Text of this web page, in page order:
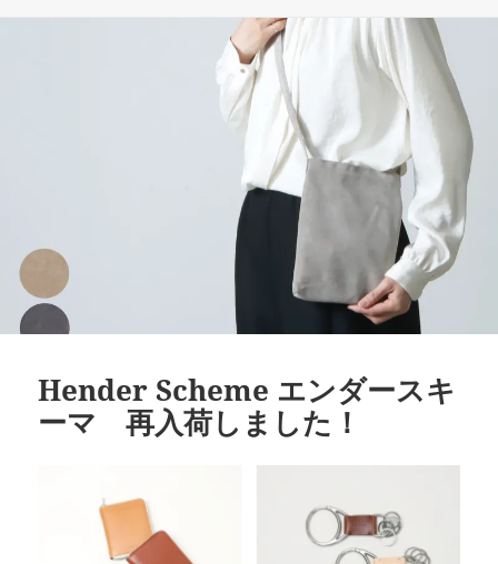
リ
ー
Hender Scheme エンダースキ
ーマ 再入荷しました！